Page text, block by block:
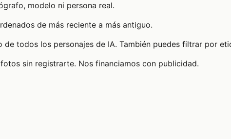
modelo ni persona real.
de más reciente a más antiguo.
todos los personajes de IA. También puedes filtrar por
sin registrarte. Nos financiamos con publicidad.